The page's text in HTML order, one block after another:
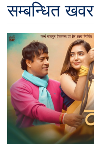
सम्बन्धित खवर